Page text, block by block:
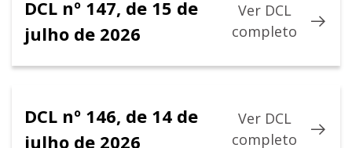
DCL nº 147, de 15 de
julho de 2026
Ver DCL
completo
DCL nº 146, de 14 de
julho de 2026
Ver DCL
completo